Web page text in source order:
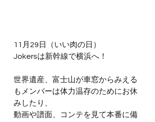
11月29日（いい肉の日）
Jokersは新幹線で横浜へ！
世界遺産、富士山が車窓からみえる
もメンバーは体力温存のためにお休
みしたり、
動画や譜面、コンテを見て本番に備